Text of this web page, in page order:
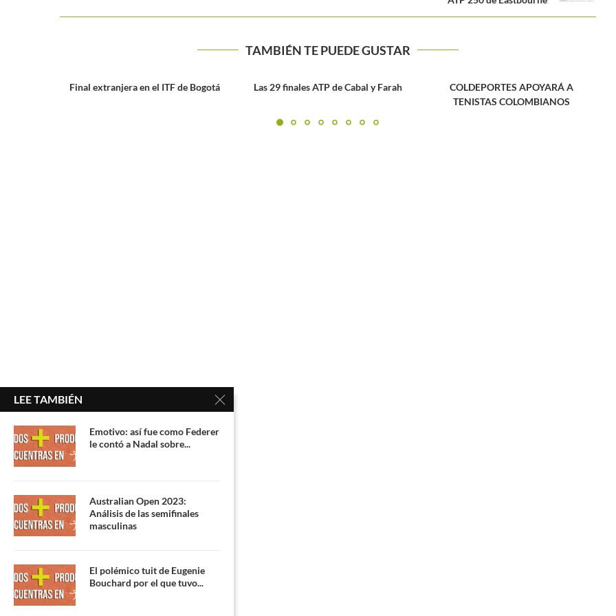
TAMBIÉN TE PUEDE GUSTAR
en el ITF de Bogotá Las 29 finales ATP de Cabal y Farah
COLDEPORTES APOYARÁ A
TENISTAS COLOMBIANOS
LEE TAMBIÉN
Emotivo: así fue como Federer
le contó a Nadal sobre...
Australian Open 2023:
Análisis de las semifinales
masculinas
El polémico tuit de Eugenie
Bouchard por el que tuvo...